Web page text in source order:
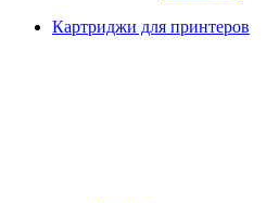
Картриджи для принтеров